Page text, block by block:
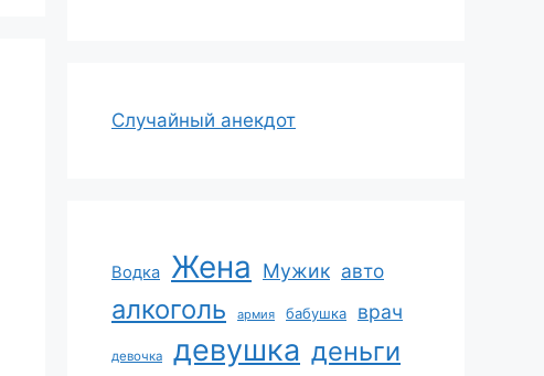
Случайный анекдот
Водка Жена Мужик авто
алкоголь армия бабушка врач
девочка девушка деньги